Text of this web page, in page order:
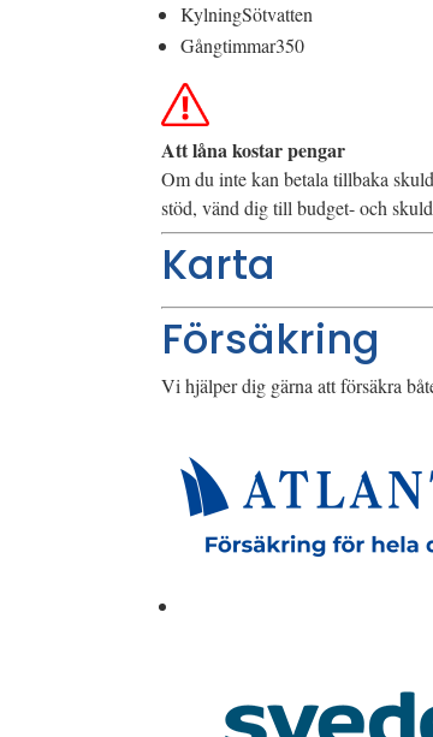
KylningSötvatten
Gångtimmar350
Att låna kostar pengar
Om du inte kan betala tillbaka
stöd, vänd dig till budget- och
Karta
Försäkring
Vi hjälper dig gärna att försäkra